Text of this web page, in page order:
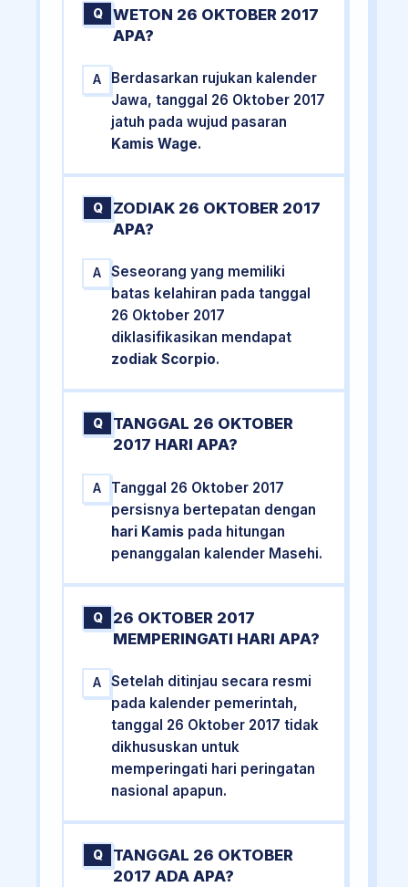
Q
WETON 26 OKTOBER 2017
APA?
A
Berdasarkan rujukan kalender
Jawa, tanggal 26 Oktober 2017
jatuh pada wujud pasaran
Kamis Wage.
Q
ZODIAK 26 OKTOBER 2017
APA?
A
Seseorang yang memiliki
batas kelahiran pada tanggal
26 Oktober 2017
diklasifikasikan mendapat
zodiak Scorpio.
Q
TANGGAL 26 OKTOBER
2017 HARI APA?
A
Tanggal 26 Oktober 2017
persisnya bertepatan dengan
hari Kamis pada hitungan
penanggalan kalender Masehi.
Q
26 OKTOBER 2017
MEMPERINGATI HARI APA?
A
Setelah ditinjau secara resmi
pada kalender pemerintah,
tanggal 26 Oktober 2017 tidak
dikhususkan untuk
memperingati hari peringatan
nasional apapun.
Q
TANGGAL 26 OKTOBER
2017 ADA APA?